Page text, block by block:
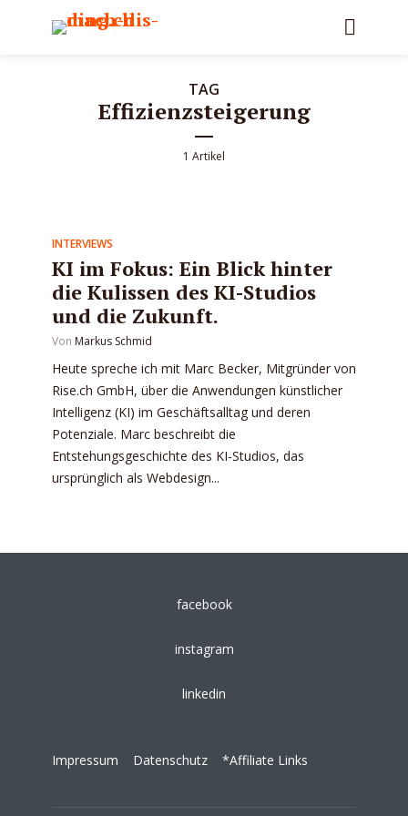
TAG
Effizienzsteigerung
1 Artikel
INTERVIEWS
KI im Fokus: Ein Blick hinter
die Kulissen des KI-Studios
und die Zukunft.
Von Markus Schmid
Heute spreche ich mit Marc Becker, Mitgründer von
Rise.ch GmbH, über die Anwendungen künstlicher
Intelligenz (KI) im Geschäftsalltag und deren
Potenziale. Marc beschreibt die
Entstehungsgeschichte des KI-Studios, das
ursprünglich als Webdesign...
facebook
instagram
linkedin
Impressum Datenschutz *Affiliate Links